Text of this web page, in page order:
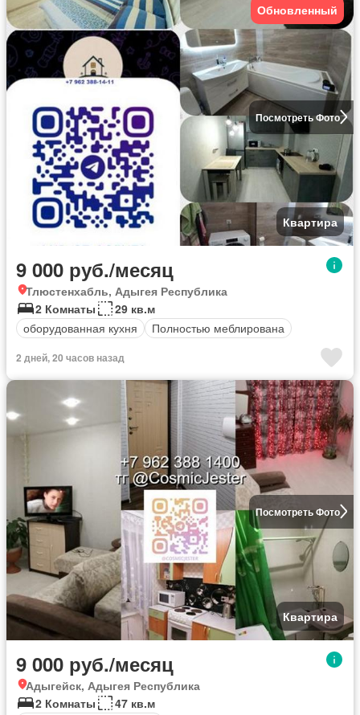
Посмотреть Фото
Обновленный
Квартира
9 000 руб./месяц
Тлюстенхабль, Адыгея Республика
2 Комнаты
29 кв.м
оборудованная кухня
Полностью меблирована
2 дней, 20 часов назад
Посмотреть Фото
Квартира
9 000 руб./месяц
Адыгейск, Адыгея Республика
2 Комнаты
47 кв.м